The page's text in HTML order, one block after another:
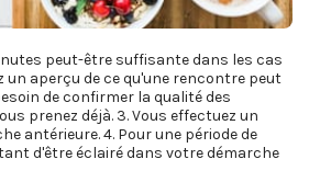
peut-être suffisante dans les cas
un aperçu de ce qu'une rencontre peut
de confirmer la qualité des
prenez déjà. 3. Vous effectuez un
antérieure. 4. Pour une période de
d'être éclairé dans votre démarche